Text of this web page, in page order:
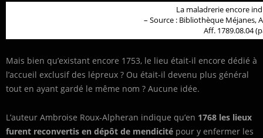
La maladrerie encore
– Source : Bibliothèque Méjanes,
Aff. 1789.08.04
Mais bien qu’existant encore 1753, le lieu était-il encore dédié à
l’accueil exclusif des lépreux ? Ou était-il devenu plus général
tout en ayant gardé le même nom ? Aucune idée.
L’auteur Ambroise Roux-Alpheran indique qu’en 1768 les lieux
furent reconvertis en dépôt de mendicité pour y enfermer les